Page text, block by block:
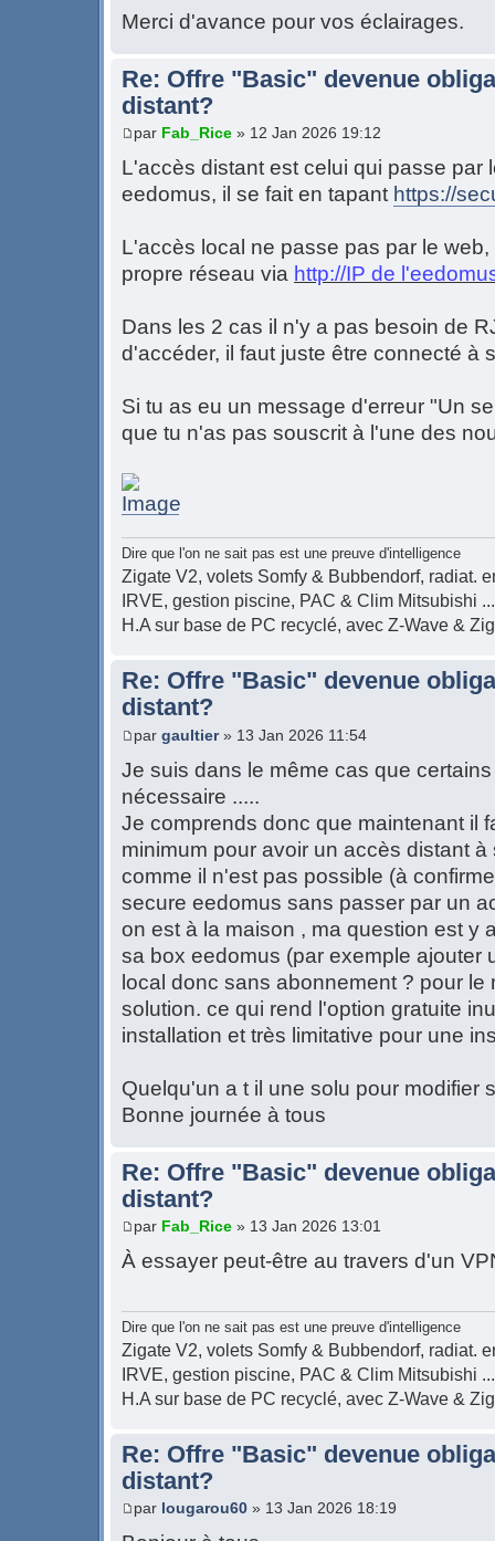
Merci d'avance pour vos éclairages.
Re: Offre "Basic" devenue
distant?
par Fab_Rice » 12 Jan 2026 19:12
L'accès distant est celui qui passe par
eedomus, il se fait en tapant https://
L'accès local ne passe pas par le
propre réseau via http://IP de
Dans les 2 cas il n'y a pas besoin de
d'accéder, il faut juste être connecté à
Si tu as eu un message d'erreur "Un
que tu n'as pas souscrit à l'une des
Dire que l'on ne sait pas est une preuve d'intelligence
Zigate V2, volets Somfy & Bubbendorf, radiat.
IRVE, gestion piscine, PAC & Clim Mitsubishi ...
H.A sur base de PC recyclé, avec Z-Wave &
Re: Offre "Basic" devenue
distant?
par gaultier» 13 Jan 2026 11:54
Je suis dans le même cas que
nécessaire .....
Je comprends donc que maintenant il
minimum pour avoir un accès distant
comme il n'est pas possible (à
secure eedomus sans passer par un
on est à la maison , ma question est y
sa box eedomus (par exemple ajouter
local donc sans abonnement ? pour le
solution. ce qui rend l'option gratuite
installation et très limitative pour une
Quelqu'un a t il une solu pour modifier
Bonne journée à tous
Re: Offre "Basic" devenue
distant?
par Fab_Rice » 13 Jan 2026 13:01
À essayer peut-être au travers d'un
Dire que l'on ne sait pas est une preuve d'intelligence
Zigate V2, volets Somfy & Bubbendorf, radiat.
IRVE, gestion piscine, PAC & Clim Mitsubishi ...
H.A sur base de PC recyclé, avec Z-Wave &
Re: Offre "Basic" devenue
distant?
par lougarou60 » 13 Jan 2026 18:19